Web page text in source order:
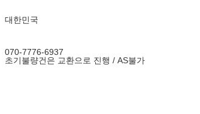
대한민국
070-7776-6937
초기불량건은 교환으로 진행 / AS불가